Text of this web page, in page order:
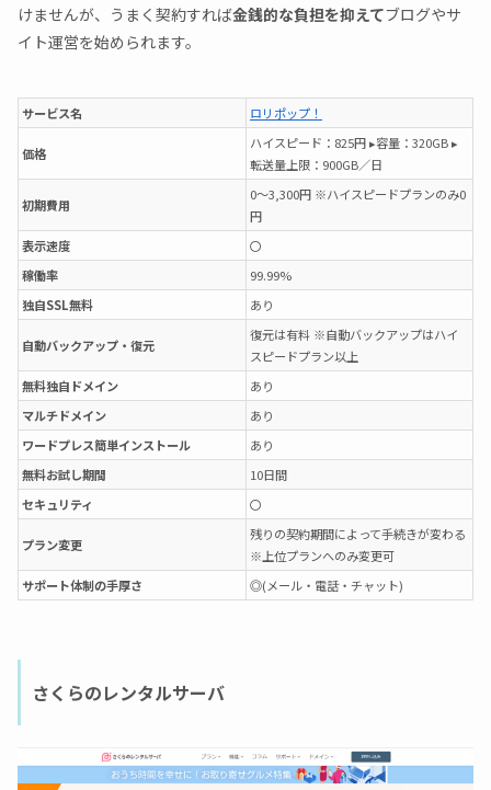
けませんが、うまく契約すれば金銭的な負担を抑えてブログやサ
イト運営を始められます。
サービス名 ロリポップ！
価格
ハイスピード：825円 ▸容量：320GB ▸
転送量上限：900GB／日
初期費用
0～3,300円 ※ハイスピードプランのみ0
円
表示速度
〇
稼働率
99.99%
独自SSL無料
あり
自動バックアップ・復元
復元は有料 ※自動バックアップはハイ
スピードプラン以上
無料独自ドメイン
あり
マルチドメイン
あり
ワードプレス簡単インストール
あり
無料お試し期間
10日間
セキュリティ
〇
プラン変更
残りの契約期間によって手続きが変わる
※上位プランへのみ変更可
サポート体制の手厚さ
◎(メール・電話・チャット)
さくらのレンタルサーバ